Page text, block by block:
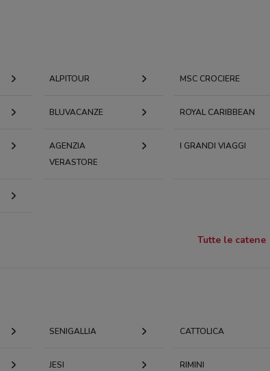
ALPITOUR MSC CROCIERE
BLUVACANZE ROYAL CARIBBEAN
AGENZIA
VERASTORE
I GRANDI VIAGGI
Tutte le catene
SENIGALLIA CATTOLICA
JESI RIMINI